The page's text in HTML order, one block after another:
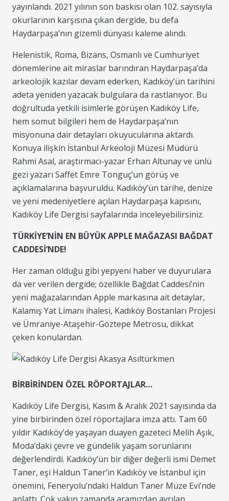
yayınlandı. 2021 yılının son baskısı olan 102. sayısıyla
okurlarının karşısına çıkan dergide, bu defa
Haydarpaşa’nın gizemli dünyası kaleme alındı.
Helenistik, Roma, Bizans, Osmanlı ve Cumhuriyet
dönemlerine ait miraslar barındıran Haydarpaşa’da
arkeolojik kazılar devam ederken, Kadıköy’ün tarihini
adeta yeniden yazacak bulgulara da rastlanıyor. Bu
doğrultuda yetkili isimlerle görüşen Kadıköy Life,
hem somut bilgileri hem de Haydarpaşa’nın
misyonuna dair detayları okuyucularına aktardı.
Konuya ilişkin İstanbul Arkeoloji Müzesi Müdürü
Rahmi Asal, araştırmacı-yazar Erhan Altunay ve ünlü
gezi yazarı Saffet Emre Tonguç’un görüş ve
açıklamalarına başvuruldu. Kadıköy’ün tarihe, denize
ve yeni medeniyetlere açılan Haydarpaşa kapısını,
Kadıköy Life Dergisi sayfalarında inceleyebilirsiniz.
TÜRKİYE’NİN EN BÜYÜK APPLE MAĞAZASI BAĞDAT
CADDESİ’NDE!
Her zaman olduğu gibi yepyeni haber ve duyurulara
da ver verilen dergide; özellikle Bağdat Caddesi’nin
yeni mağazalarından Apple markasına ait detaylar,
Kalamış Yat Limanı ihalesi, Kadıköy Bostanları Projesi
ve Ümraniye-Ataşehir-Göztepe Metrosu, dikkat
çeken konulardan.
BİRBİRİNDEN ÖZEL RÖPORTAJLAR…
Kadıköy Life Dergisi, Kasım & Aralık 2021 sayısında da
yine birbirinden özel röportajlara imza attı. Tam 60
yıldır Kadıköy’de yaşayan duayen gazeteci Melih Aşık,
Moda’daki çevre ve gündelik yaşam sorunlarını
değerlendirdi. Kadıköy’ün bir diğer değerli ismi Demet
Taner, eşi Haldun Taner’in Kadıköy ve İstanbul için
önemini, Feneryolu’ndaki Haldun Taner Müze Evi’nde